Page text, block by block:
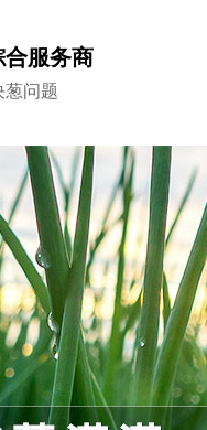
服务商
问题